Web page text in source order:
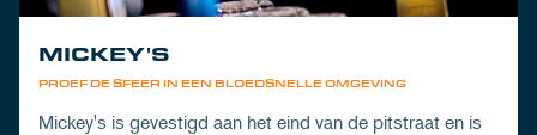
PROEF DE SFEER IN EEN BLOEDSNELLE OMGEVING
MICKEY'S
Mickey's is gevestigd aan het eind van de pitstraat en is